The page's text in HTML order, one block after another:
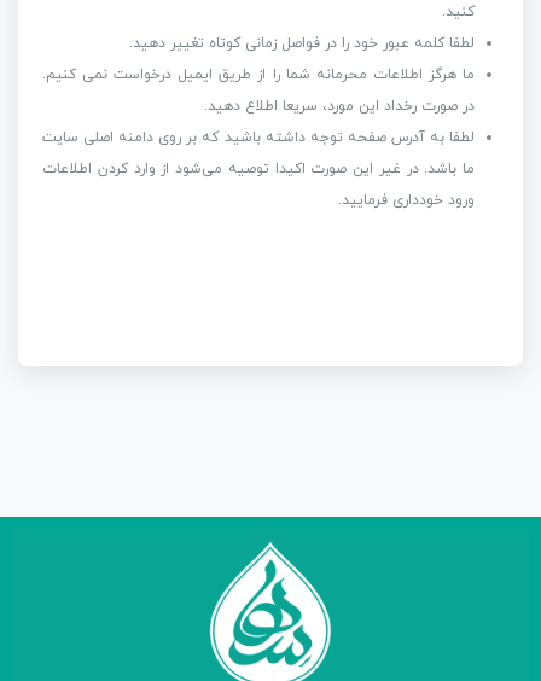
کنید.
لطفا کلمه عبور خود را در فواصل زمانی کوتاه تغییر دهید.
ما هرگز اطلاعات محرمانه شما را از طریق ایمیل درخواست نمی کنیم.
در صورت رخداد این مورد، سریعا اطلاع دهید.
لطفا به آدرس صفحه توجه داشته باشید که بر روی دامنه اصلی سایت
ما باشد. در غیر این صورت اکیدا توصیه می‌شود از وارد کردن اطلاعات
ورود خودداری فرمایید.